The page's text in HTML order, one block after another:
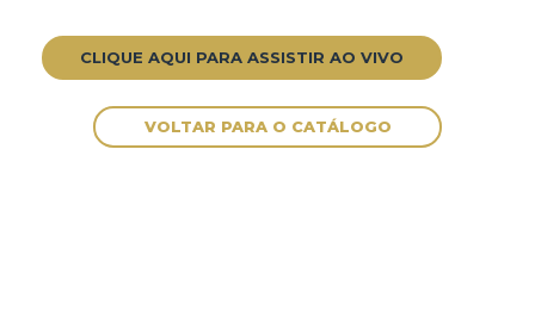
CLIQUE AQUI PARA ASSISTIR AO VIVO